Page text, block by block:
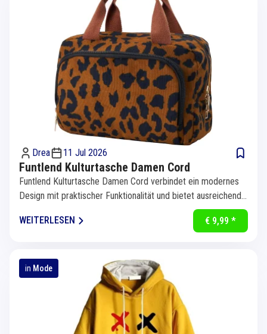
Drea 11 Jul 2026
Funtlend Kulturtasche Damen Cord
Funtlend Kulturtasche Damen Cord verbindet ein modernes
Design mit praktischer Funktionalität und bietet ausreichend
WEITERLESEN
€ 9,99 *
in Mode